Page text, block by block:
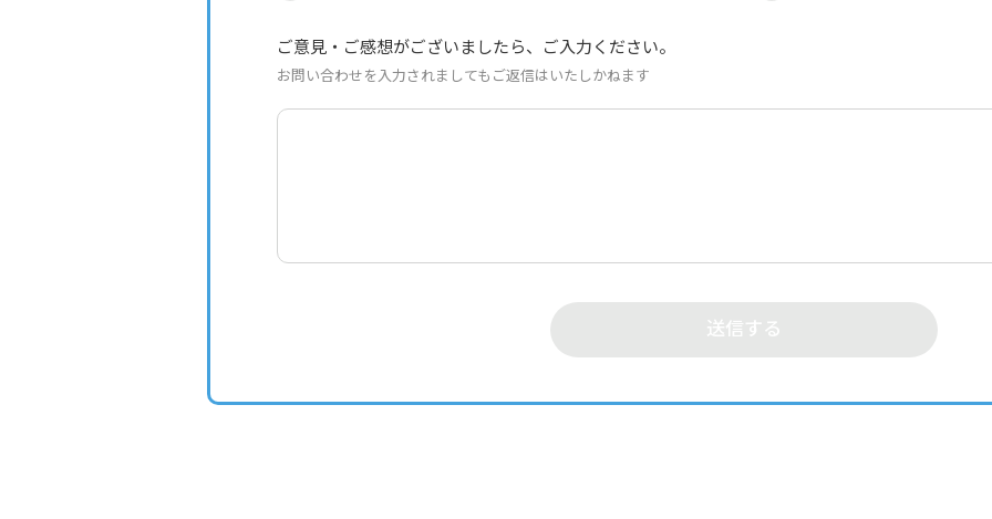
ご意見・ご感想がございましたら、ご入力ください。
お問い合わせを入力されましてもご返信はいたしかねます